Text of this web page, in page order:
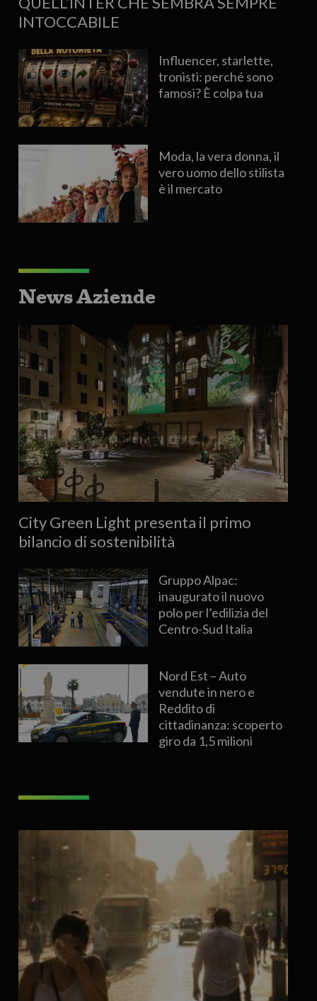
INTOCCABILE
Influencer, starlette,
tronisti: perché sono
famosi? È colpa tua
Moda, la vera donna, il
vero uomo dello stilista
è il mercato
News Aziende
City Green Light presenta il primo
bilancio di sostenibilità
Gruppo Alpac:
inaugurato il nuovo
polo per l’edilizia del
Centro-Sud Italia
Nord Est – Auto
vendute in nero e
Reddito di
cittadinanza: scoperto
giro da 1,5 milioni